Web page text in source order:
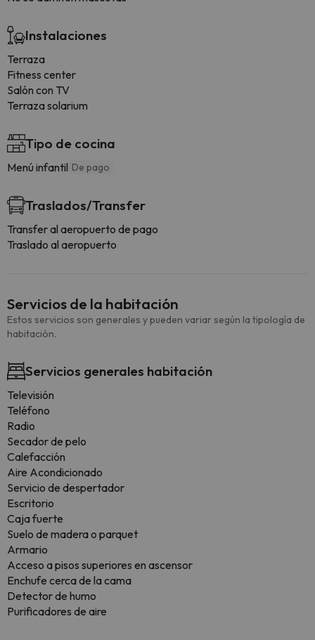
Instalaciones
Terraza
Fitness center
Salón con TV
Terraza solarium
Tipo de cocina
Menú infantil De pago
Traslados/Transfer
Transfer al aeropuerto de pago
Traslado al aeropuerto
Servicios de la habitación
Estos servicios son generales y pueden variar según la tipología de
habitación.
Servicios generales habitación
Televisión
Teléfono
Radio
Secador de pelo
Calefacción
Aire Acondicionado
Servicio de despertador
Escritorio
Caja fuerte
Suelo de madera o parquet
Armario
Acceso a pisos superiores en ascensor
Enchufe cerca de la cama
Detector de humo
Purificadores de aire